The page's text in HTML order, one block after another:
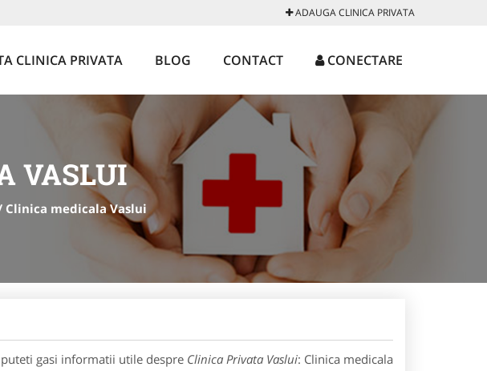
ADAUGA CLINICA PRIVATA
CLINICA PRIVATA BLOG CONTACT CONECTARE
VASLUI
Clinica medicala Vaslui
gasi informatii utile despre Clinica Privata Vaslui: Clinica medicala